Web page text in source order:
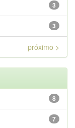
3
3
próximo >
8
7